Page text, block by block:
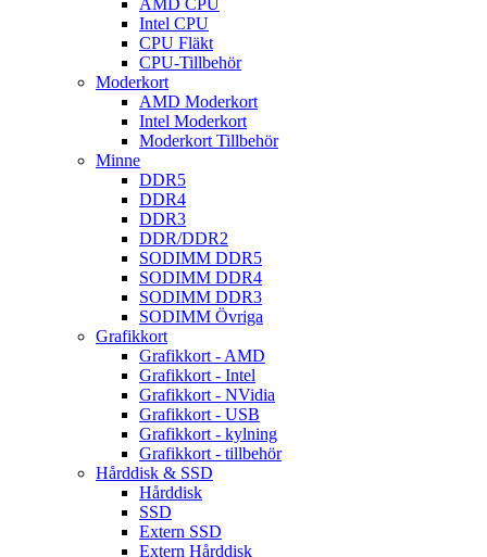
AMD CPU
Intel CPU
CPU Fläkt
CPU-Tillbehör
Moderkort
AMD Moderkort
Intel Moderkort
Moderkort Tillbehör
Minne
DDR5
DDR4
DDR3
DDR/DDR2
SODIMM DDR5
SODIMM DDR4
SODIMM DDR3
SODIMM Övriga
Grafikkort
Grafikkort - AMD
Grafikkort - Intel
Grafikkort - NVidia
Grafikkort - USB
Grafikkort - kylning
Grafikkort - tillbehör
Hårddisk & SSD
Hårddisk
SSD
Extern SSD
Extern Hårddisk